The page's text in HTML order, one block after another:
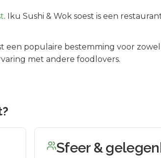
. Iku Sushi & Wok soest is een
een populaire bestemming voor
met andere foodlovers.
?
Sfeer &